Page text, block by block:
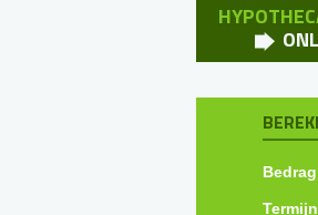
Bedrag
Termijn